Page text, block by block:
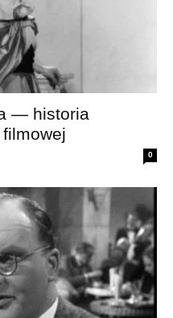
— historia
0